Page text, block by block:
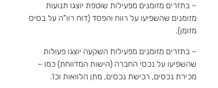
– בתזרים מזומנים מפעילות שוטפת יוצגו תנועות
מזומנים שהשפיעו על רווח והפסד (דוח רוו"ה על בסיס
מזומן).
– בתזרים מזומנים מפעילות השקעה יוצגו פעולות
שהשפיעו על נכסי החברה (הישות המדווחת) כמו –
מכירת נכסים, רכישת נכסים, מתן הלוואות וכו'.